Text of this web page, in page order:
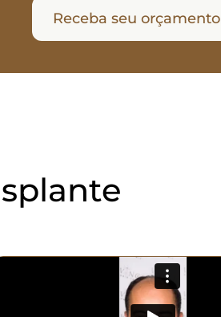
Receba seu orçamento